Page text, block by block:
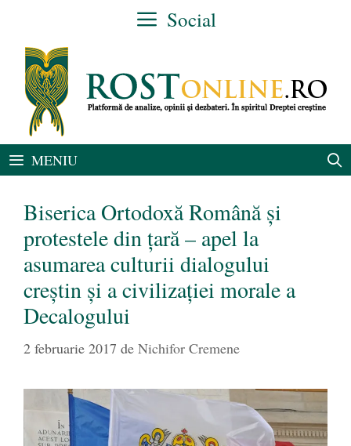
conținut
Social
MENIU
Biserica Ortodoxă Română și
protestele din țară – apel la
asumarea culturii dialogului
creștin și a civilizației morale a
Decalogului
2 februarie 2017 de Nichifor Cremene